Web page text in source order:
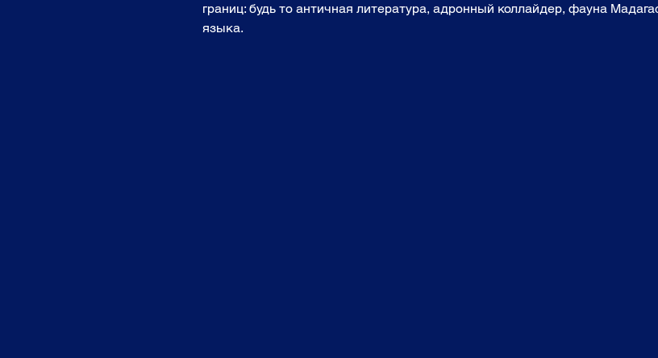
границ: будь то античная литература, адронный коллайдер, фауна
языка.